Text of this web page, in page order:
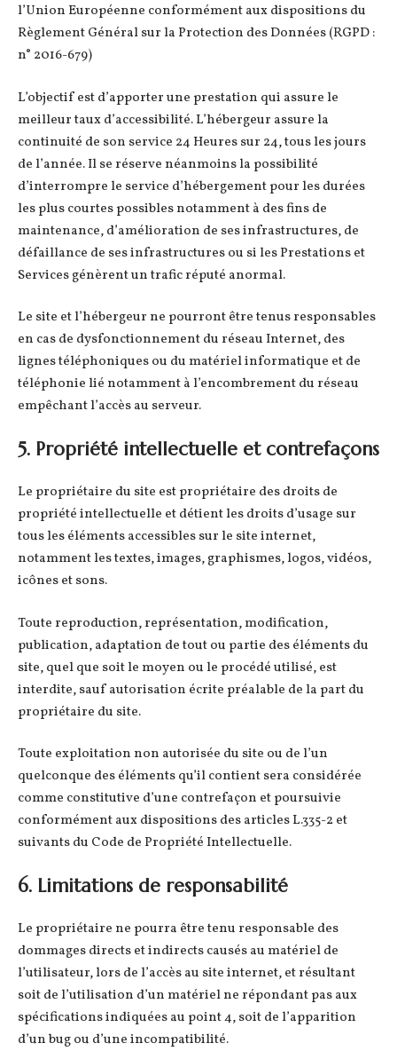
l’Union Européenne conformément aux dispositions du
Règlement Général sur la Protection des Données (RGPD :
n° 2016-679)
L’objectif est d’apporter une prestation qui assure le
meilleur taux d’accessibilité. L’hébergeur assure la
continuité de son service 24 Heures sur 24, tous les jours
de l’année. Il se réserve néanmoins la possibilité
d’interrompre le service d’hébergement pour les durées
les plus courtes possibles notamment à des fins de
maintenance, d’amélioration de ses infrastructures, de
défaillance de ses infrastructures ou si les Prestations et
Services génèrent un trafic réputé anormal.
Le site et l’hébergeur ne pourront être tenus responsables
en cas de dysfonctionnement du réseau Internet, des
lignes téléphoniques ou du matériel informatique et de
téléphonie lié notamment à l’encombrement du réseau
empêchant l’accès au serveur.
5. Propriété intellectuelle et contrefaçons
Le propriétaire du site est propriétaire des droits de
propriété intellectuelle et détient les droits d’usage sur
tous les éléments accessibles sur le site internet,
notamment les textes, images, graphismes, logos, vidéos,
icônes et sons.
Toute reproduction, représentation, modification,
publication, adaptation de tout ou partie des éléments du
site, quel que soit le moyen ou le procédé utilisé, est
interdite, sauf autorisation écrite préalable de la part du
propriétaire du site.
Toute exploitation non autorisée du site ou de l’un
quelconque des éléments qu’il contient sera considérée
comme constitutive d’une contrefaçon et poursuivie
conformément aux dispositions des articles L.335-2 et
suivants du Code de Propriété Intellectuelle.
6. Limitations de responsabilité
Le propriétaire ne pourra être tenu responsable des
dommages directs et indirects causés au matériel de
l’utilisateur, lors de l’accès au site internet, et résultant
soit de l’utilisation d’un matériel ne répondant pas aux
spécifications indiquées au point 4, soit de l’apparition
d’un bug ou d’une incompatibilité.